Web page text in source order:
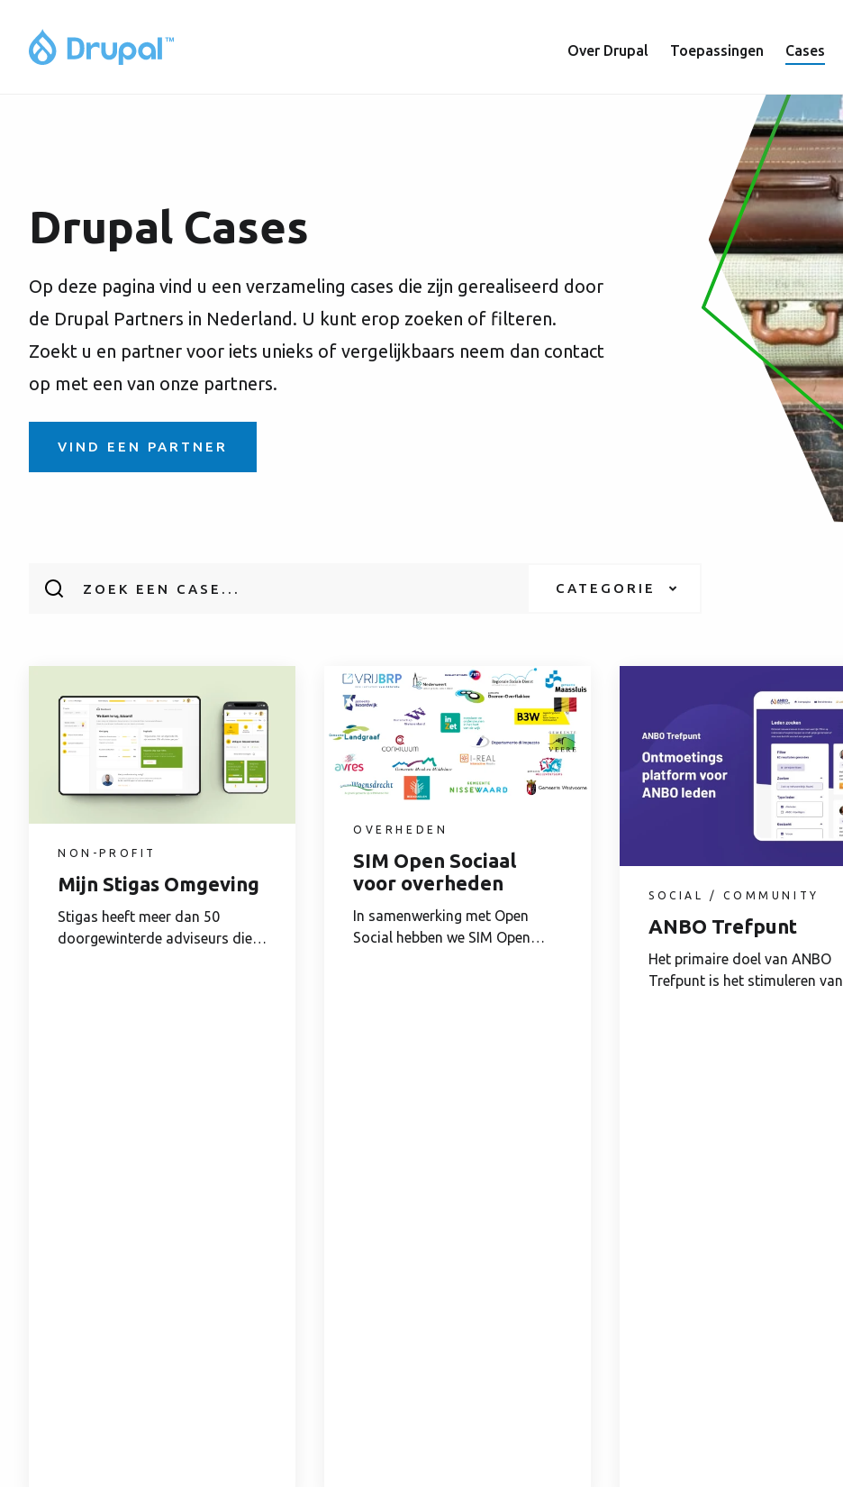
Hoofdnavigatie
Over Drupal Toepassingen Cases
Drupal Cases
Op deze pagina vind u een verzameling cases die zijn gerealiseerd door
de Drupal Partners in Nederland. U kunt erop zoeken of filteren.
Zoekt u en partner voor iets unieks of vergelijkbaars neem dan contact
op met een van onze partners.
VIND EEN PARTNER
CATEGORIE
NON-PROFIT
Mijn Stigas Omgeving
Stigas heeft meer dan 50
doorgewinterde adviseurs die
OVERHEDEN
SIM Open Sociaal
voor overheden
In samenwerking met Open
Social hebben we SIM Open
SOCIAL / COMMUNITY
ANBO Trefpunt
Het primaire doel van ANBO
Trefpunt is het stimuleren van